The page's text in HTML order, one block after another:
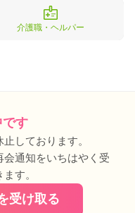
介護職・ヘルパー
です
しております。
通知をいちはやく受
す。
受け取る